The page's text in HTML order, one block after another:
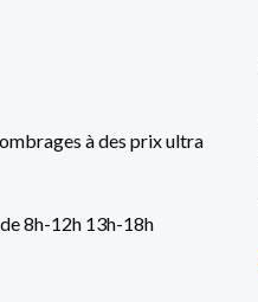
à des prix ultra
8h-12h 13h-18h